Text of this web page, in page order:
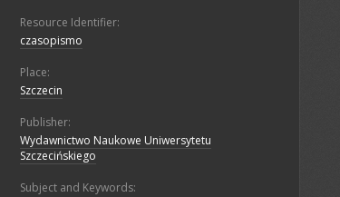
Resource Identifier:
czasopismo
Place:
Szczecin
Publisher:
Wydawnictwo Naukowe Uniwersytetu
Szczecińskiego
Subject and Keywords: